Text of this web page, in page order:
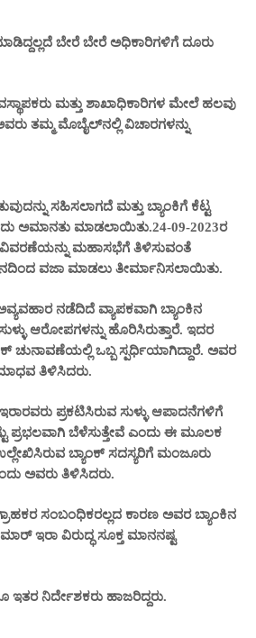
ಬೇರೆ ಬೇರೆ ಅಧಿಕಾರಿಗಳಿಗೆ ದೂರು
ಮತ್ತು ಶಾಖಾಧಿಕಾರಿಗಳ ಮೇಲೆ ಹಲವು
ತಮ್ಮ ಮೊಬೈಲ್‌ನಲ್ಲಿ ವಿಚಾರಗಳನ್ನು
ಸಹಿಸಲಾಗದೆ ಮತ್ತು ಬ್ಯಾಂಕಿಗೆ ಕೆಟ್ಟ
ಅಮಾನತು ಮಾಡಲಾಯಿತು.24-09-2023ರ
ವಿವರಣೆಯನ್ನು ಮಹಾಸಭೆಗೆ ತಿಳಿಸುವಂತೆ
ವಜಾ ಮಾಡಲು ತೀರ್ಮಾನಿಸಲಾಯಿತು.
ನಡೆದಿದೆ ವ್ಯಾಪಕವಾಗಿ ಬ್ಯಾಂಕಿನ
ಆರೋಪಗಳನ್ನು ಹೊರಿಸಿರುತ್ತಾರೆ. ಇದರ
ಒಬ್ಬ ಸ್ಪರ್ಧಿಯಾಗಿದ್ದಾರೆ. ಅವರ
ತಿಳಿಸಿದರು.
ಪ್ರಕಟಿಸಿರುವ ಸುಳ್ಳು ಆಪಾದನೆಗಳಿಗೆ
ಪ್ರಭಲವಾಗಿ ಬೆಳೆಸುತ್ತೇವೆ ಎಂದು ಈ ಮೂಲಕ
ಬ್ಯಾಂಕ್ ಸದಸ್ಯರಿಗೆ ಮಂಜೂರು
ಅವರು ತಿಳಿಸಿದರು.
ಸಂಬಂಧಿಕರಲ್ಲದ ಕಾರಣ ಅವರ ಬ್ಯಾಂಕಿನ
ಇರಾ ವಿರುದ್ಧ ಸೂಕ್ತ ಮಾನನಷ್ಟ
ಇತರ ನಿರ್ದೇಶಕರು ಹಾಜರಿದ್ದರು.